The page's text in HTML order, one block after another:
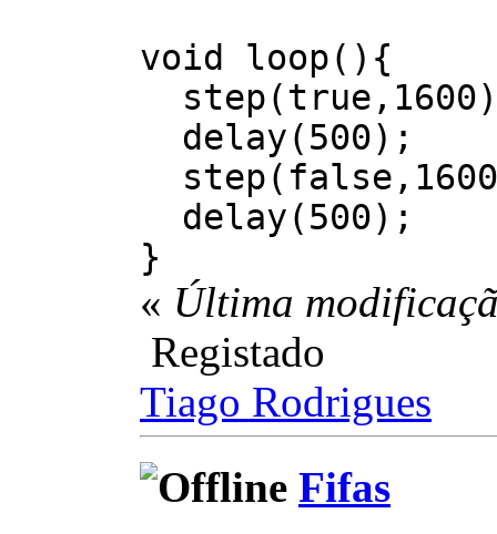
void loop(){
delay(500);
delay(500);
}
« Última
Registado
Tiago Rodrigues
Fifas